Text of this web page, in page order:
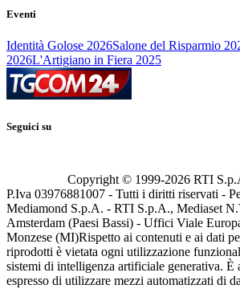
Eventi
Identità Golose 2026Salone del Risparmio
2026L'Artigiano in Fiera 2025
Seguici su
Copyright © 1999-2026 RTI
P.Iva 03976881007 - Tutti i diritti riservati -
Mediamond S.p.A. - RTI S.p.A., Mediaset
Amsterdam (Paesi Bassi) - Uffici Viale
Monzese (MI)Rispetto ai contenuti e ai dati
riprodotti è vietata ogni utilizzazione
sistemi di intelligenza artificiale generativa. È
espresso di utilizzare mezzi automatizzati di